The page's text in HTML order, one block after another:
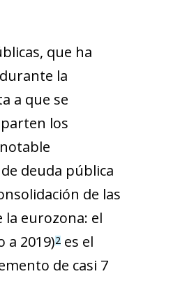
que ha
la
a que se
los
deuda pública
de las
eurozona: el
a 2019)2es el
de casi 7